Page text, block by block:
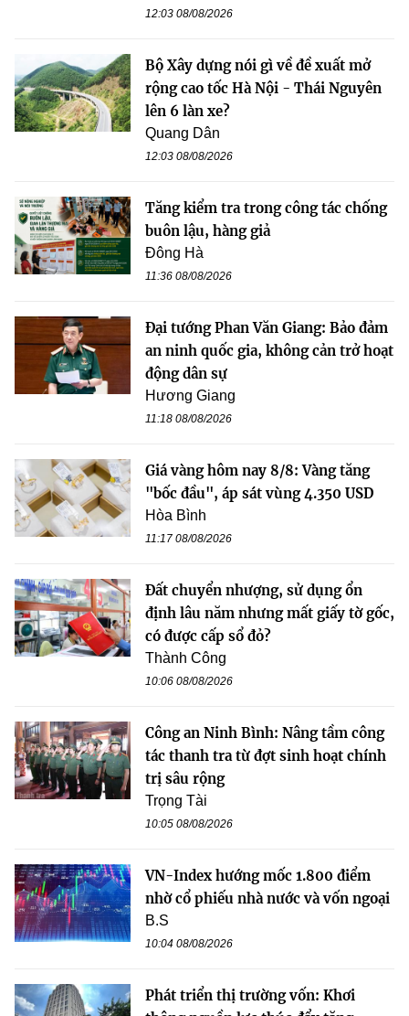
12:03 08/08/2026
Bộ Xây dựng nói gì về đề xuất mở
rộng cao tốc Hà Nội - Thái Nguyên
lên 6 làn xe?
Quang Dân
12:03 08/08/2026
Tăng kiểm tra trong công tác chống
buôn lậu, hàng giả
Đông Hà
11:36 08/08/2026
Đại tướng Phan Văn Giang: Bảo đảm
an ninh quốc gia, không cản trở hoạt
động dân sự
Hương Giang
11:18 08/08/2026
Giá vàng hôm nay 8/8: Vàng tăng
"bốc đầu", áp sát vùng 4.350 USD
Hòa Bình
11:17 08/08/2026
Đất chuyển nhượng, sử dụng ổn
định lâu năm nhưng mất giấy tờ gốc,
có được cấp sổ đỏ?
Thành Công
10:06 08/08/2026
Công an Ninh Bình: Nâng tầm công
tác thanh tra từ đợt sinh hoạt chính
trị sâu rộng
Trọng Tài
10:05 08/08/2026
VN-Index hướng mốc 1.800 điểm
nhờ cổ phiếu nhà nước và vốn ngoại
B.S
10:04 08/08/2026
Phát triển thị trường vốn: Khơi